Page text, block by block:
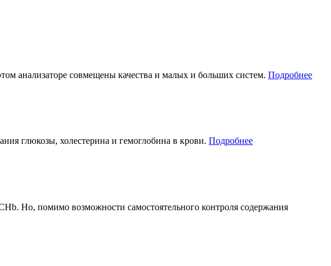
анализаторе совмещены качества и малых и больших систем. Подробнее
глюкозы, холестерина и гемоглобина в крови. Подробнее
Но, помимо возможности самостоятельного контроля содержания